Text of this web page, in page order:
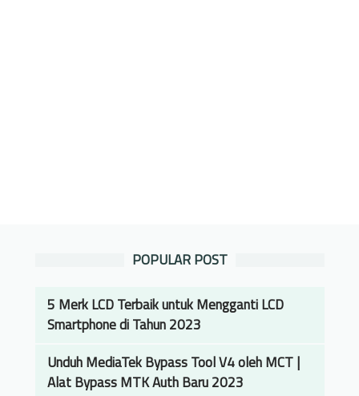
POPULAR POST
5 Merk LCD Terbaik untuk Mengganti LCD
Smartphone di Tahun 2023
Unduh MediaTek Bypass Tool V4 oleh MCT |
Alat Bypass MTK Auth Baru 2023